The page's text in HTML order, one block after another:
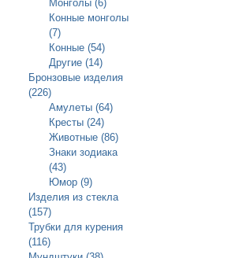
Монголы (6)
Конные монголы
(7)
Конные (54)
Другие (14)
Бронзовые изделия
(226)
Амулеты (64)
Кресты (24)
Животные (86)
Знаки зодиака
(43)
Юмор (9)
Изделия из стекла
(157)
Трубки для курения
(116)